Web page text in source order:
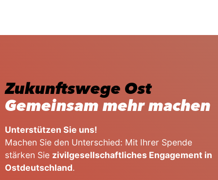
Zukunftswege Ost
Gemeinsam mehr machen
Unterstützen Sie uns!
Machen Sie den Unterschied: Mit Ihrer Spende
stärken Sie zivilgesellschaftliches Engagement in
Ostdeutschland.